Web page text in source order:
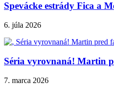
Spevácke estrády Fica a
6. júla 2026
Séria vyrovnaná! Martin
7. marca 2026